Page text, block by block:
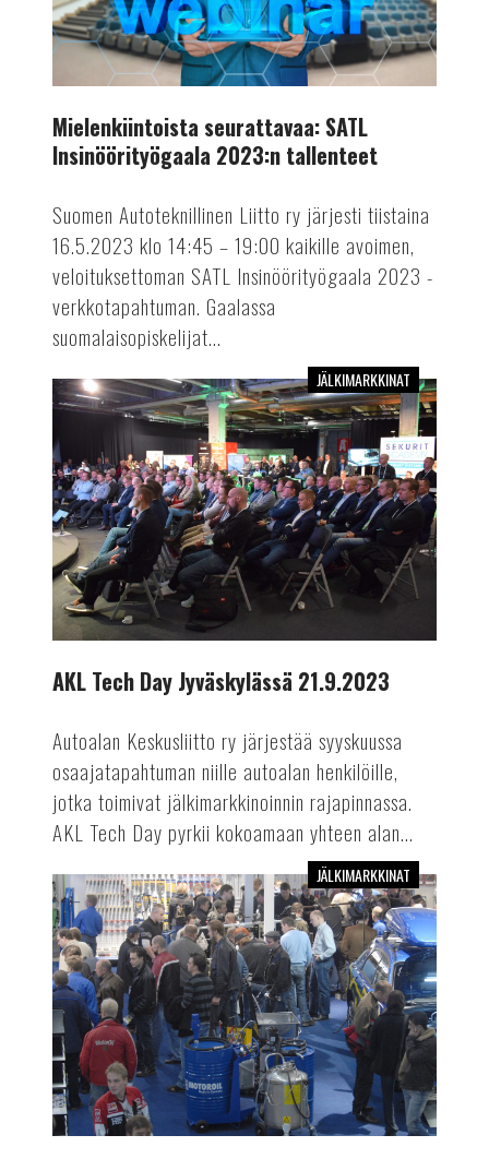
Insinöörityögaala
2023:n
tallenteet
Mielenkiintoista seurattavaa: SATL
Insinöörityögaala 2023:n tallenteet
Suomen Autoteknillinen Liitto ry järjesti tiistaina
16.5.2023 klo 14:45 – 19:00 kaikille avoimen,
veloituksettoman SATL Insinöörityögaala 2023 -
verkkotapahtuman. Gaalassa
suomalaisopiskelijat...
AKL
Tech
Day
Jyväskylässä
21.9.2023
JÄLKIMARKKINAT
AKL Tech Day Jyväskylässä 21.9.2023
Autoalan Keskusliitto ry järjestää syyskuussa
osaajatapahtuman niille autoalan henkilöille,
jotka toimivat jälkimarkkinoinnin rajapinnassa.
AKL Tech Day pyrkii kokoamaan yhteen alan...
Autokorjaamo
2023
-
messut
lokakuussa
JÄLKIMARKKINAT